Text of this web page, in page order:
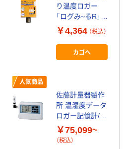
り温度ロガー
「ログみ~るR」
CTL-01PDF 1枚
￥4,364 （税込）
カゴへ
人気商品
佐藤計量器製作
所 温湿度データ
ロガー記憶計/ト
レサビリティー
書類一式(4点セ
￥75,099~
（税込）